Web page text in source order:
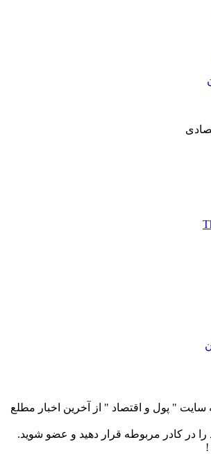
سایت " پول و اقتصاد " از آخرین اخبار مطلع
در کادر مربوطه قرار دهید و عضو شوید.
!